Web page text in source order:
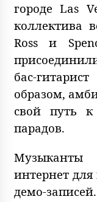
городе Las
коллектива
Ross и
бас-
образом,
свой путь
парадов.
Музыканты
интернет
демо-